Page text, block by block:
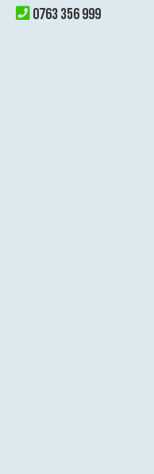
0763 356 999